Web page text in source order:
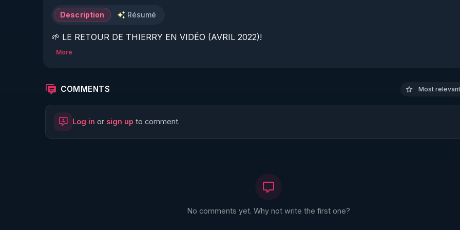
Description Résumé
🌱 LE RETOUR DE THIERRY EN VIDÉO (AVRIL 2022)!
🌱 LE MAGAZINE RÉGÉNÈRE
http://rgnr.li/ymag
More
COMMENTS Most
Log in or sign up to comment.
No comments yet. Why not write the first one?